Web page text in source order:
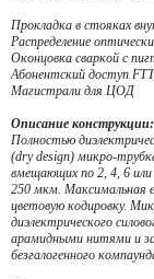
Прокладка в стояках
Распределение
Оконцовка сваркой с
Абонентский доступ
Магистрали для ЦОД
Описание конструкции:
Полностью
(dry design) микро-
вмещающих по 2, 4, 6 или
250 мкм. Максимальная
цветовую кодировку.
диэлектрического
арамидными нитями и
безгалогенного